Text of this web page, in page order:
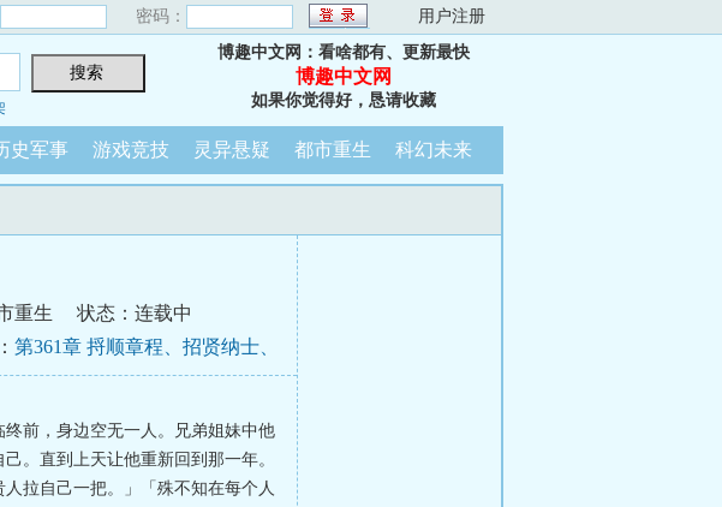
密码： 用户注册
博趣中文网：看啥都有、更新最快
博趣中文网
如果你觉得好，恳请收藏
史军事 游戏竞技 灵异悬疑 都市重生 科幻未来
重生
状态：连载中
第361章 捋顺章程、招贤纳士、
（8K求月票）
终前，身边空无一人。兄弟姐妹中他
。直到上天让他重新回到那一年。
拉自己一把。」「殊不知在每个人